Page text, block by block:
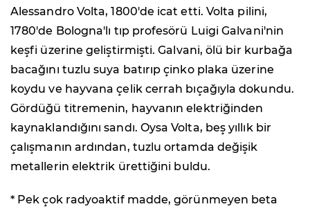
Alessandro Volta, 1800'de icat etti. Volta pilini,
1780'de Bologna'lı tıp profesörü Luigi Galvani'nin
keşfi üzerine geliştirmişti. Galvani, ölü bir kurbağa
bacağını tuzlu suya batırıp çinko plaka üzerine
koydu ve hayvana çelik cerrah bıçağıyla dokundu.
Gördüğü titremenin, hayvanın elektriğinden
kaynaklandığını sandı. Oysa Volta, beş yıllık bir
çalışmanın ardından, tuzlu ortamda değişik
metallerin elektrik ürettiğini buldu.
* Pek çok radyoaktif madde, görünmeyen beta